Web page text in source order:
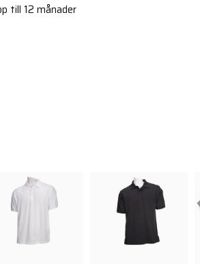
till 12 månader